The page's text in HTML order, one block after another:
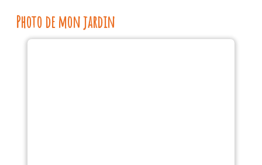
Photo de mon jardin